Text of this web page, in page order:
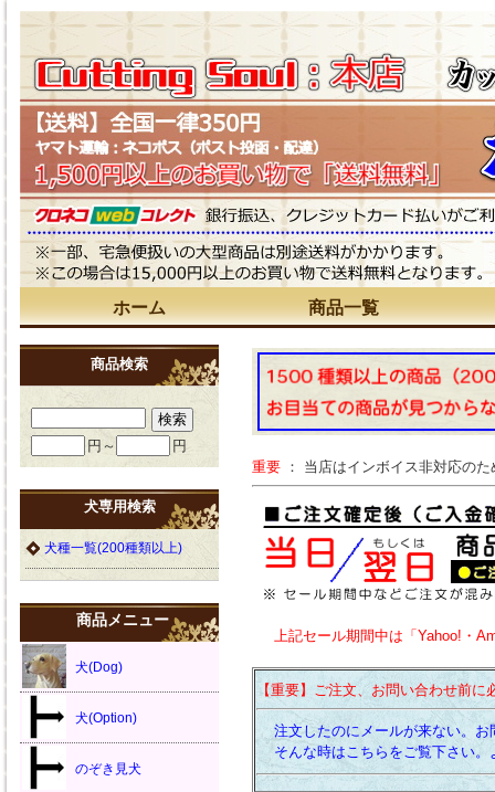
ホーム 商品一覧
重要 ： 当店はインボイス非対応の
上記セール期間中は「Yahoo!・
【重要】ご注文、お問い合わせ前に
注文したのにメールが来ない。お
そんな時はこちらをご覧下さい。
商品検索
円～ 円
犬専用検索
犬種一覧(200種類以上)
商品メニュー
犬(Dog)
犬(Option)
のぞき見犬